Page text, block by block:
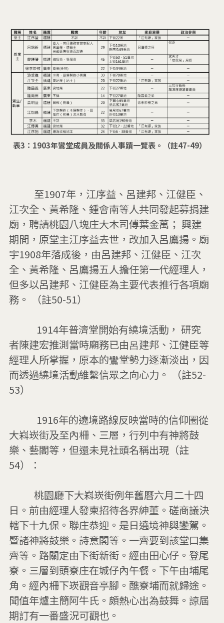
表3：1903年鸞堂成員及關係人事蹟一覽表。（註47-49）
江次全、黃希隆、鍾會南等人共同發起募捐建
廟，聘請桃園八塊庄大木司傅葉金萬； 興建
期間，原堂主江序益去世，改加入呂鷹揚。廟
宇1908年落成後，由呂建邦、江健臣、江次
全、黃希隆、呂鷹揚五人擔任第一代經理人，
但多以呂建邦、江健臣為主要代表推行各項廟
務。 （註50-51）
者陳建宏推測當時廟務已由呂建邦、江健臣等
經理人所掌握，原本的鸞堂勢力逐漸淡出，因
而透過繞境活動維繫信眾之向心力。 （註52-
53）
大嵙崁街及至內柵、三層，行列中有神將鼓
樂、藝閣等，但還未見社頭名稱出現（註
54）：
日。前由經理人發柬招待各界紳董。磋商議決
轄下十九保。聯庄恭迎。是日遶境神輿鑾駕。
暨諸神將鼓樂。詩意閣等。一齊要到該堂口集
齊等。路關定由下街新街。經由田心仔。登尾
寮。三層到頭寮庄在城仔內午餐。下午由埔尾
角。經內柵下崁觀音亭腳。醮寮埔而就歸途。
聞值年爐主簡阿牛氏。頗熱心出為鼓舞。諒屆
期訂有一番盛況可觀也。